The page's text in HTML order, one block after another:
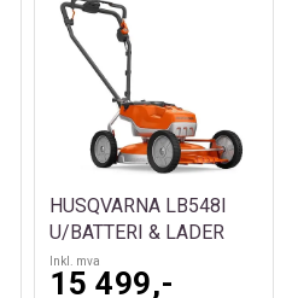
HUSQVARNA LB548I
U/BATTERI & LADER
Inkl. mva
15 499,-